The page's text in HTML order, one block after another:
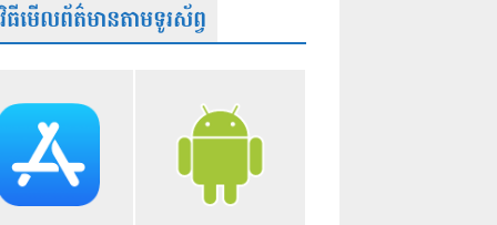
ធីមើលព័ត៌មានតាមទូរស័ព្វ